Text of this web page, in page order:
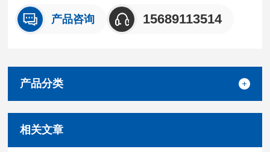
产品咨询 15689113514
产品分类
相关文章